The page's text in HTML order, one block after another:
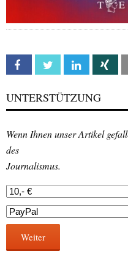
Facebook Twitter Linkedin
UNTERSTÜTZUNG
Wenn Ihnen unser Artikel
des
Journalismus.
Weiter